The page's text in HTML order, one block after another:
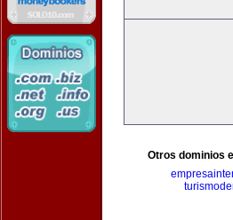
Otros dominios